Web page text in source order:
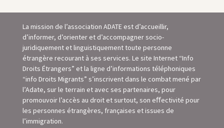
La mission de l’association ADATE est d’accueillir,
d’informer, d’orienter et d’accompagner socio-
juridiquement et linguistiquement toute personne
étrangère recourant à ses services. Le site Internet “Info
Droits Étrangers” et la ligne d’informations téléphoniques
“info Droits Migrants” s’inscrivent dans le combat mené par
l’Adate, sur le terrain et avec ses partenaires, pour
promouvoir l’accès au droit et surtout, son eﬀectivité pour
les personnes étrangères, françaises et issues de
l’immigration.